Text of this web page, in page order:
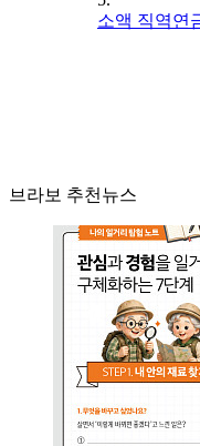
소액 직역연
브라보 추천뉴스